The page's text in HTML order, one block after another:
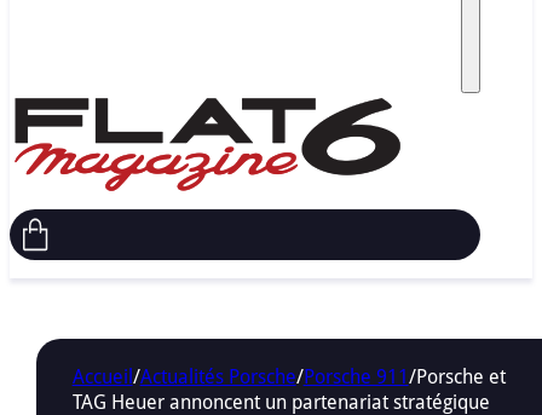
Accueil/Actualités Porsche/Porsche 911/Porsche et
TAG Heuer annoncent un partenariat stratégique